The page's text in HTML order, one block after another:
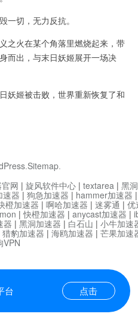
切，无力反抗。
火在某个角落里燃烧起来，带
而出，与末日妖姬展开一场决
姬被击败，世界重新恢复了和
.Sitemap.
台 点击
网 | 旋风软件中心 | textarea | 黑
速器 | 狗急加速器 | hammer加速器
橙加速器 | 啊哈加速器 | 迷雾通 | 优
|快橙加速器 | anycast加速器 |
器 | 黑洞加速器 | 白石山 | 小牛加速
猎豹加速器 | 海鸥加速器 | 芒果加速
VPN